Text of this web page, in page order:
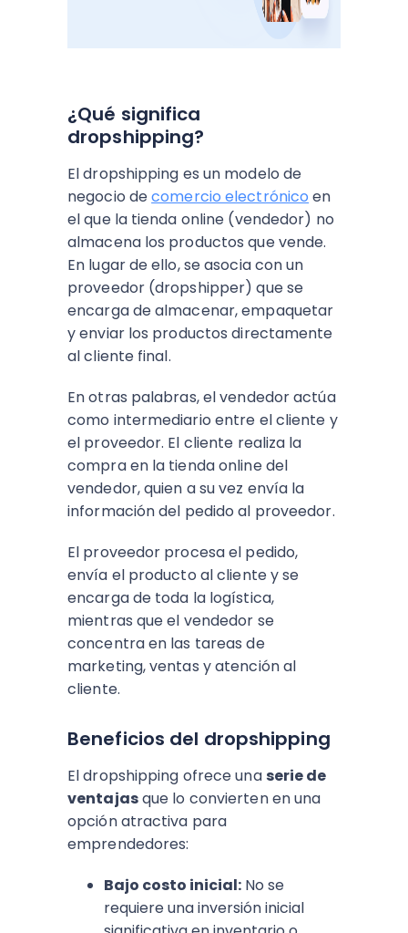
¿Qué significa
dropshipping?
El dropshipping es un modelo de
negocio decomercio electrónico en
el que la tienda online (vendedor) no
almacena los productos que vende.
En lugar de ello, se asocia con un
proveedor (dropshipper) que se
encarga de almacenar, empaquetar
y enviar los productos directamente
al cliente final.
En otras palabras, el vendedor actúa
como intermediario entre el cliente y
el proveedor. El cliente realiza la
compra en la tienda online del
vendedor, quien a su vez envía la
información del pedido al proveedor.
El proveedor procesa el pedido,
envía el producto al cliente y se
encarga de toda la logística,
mientras que el vendedor se
concentra en las tareas de
marketing, ventas y atención al
cliente.
Beneficios del dropshipping
El dropshipping ofrece una serie de
ventajasque lo convierten en una
opción atractiva para
emprendedores:
Bajo costo inicial: No se
requiere una inversión inicial